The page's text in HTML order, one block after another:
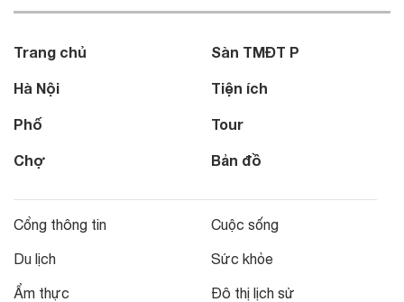
Trang chủ
Hà Nội
Phố
Chợ
Sàn TMĐT P
Tiện ích
Tour
Bản đồ
Cổng thông tin
Du lịch
Ẩm thực
Cuộc sống
Sức khỏe
Đô thị lịch sử